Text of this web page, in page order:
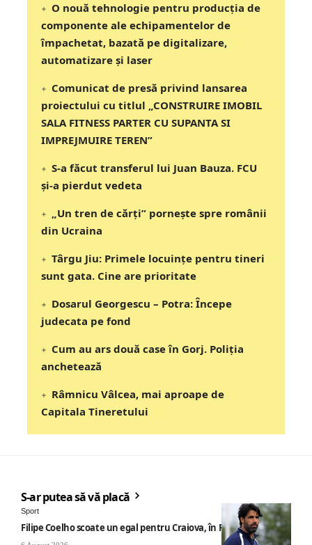
O nouă tehnologie pentru producția de
componente ale echipamentelor de
împachetat, bazată pe digitalizare,
automatizare și laser
Comunicat de presă privind lansarea
proiectului cu titlul „CONSTRUIRE IMOBIL
SALA FITNESS PARTER CU SUPANTA SI
IMPREJMUIRE TEREN”
S-a făcut transferul lui Juan Bauza. FCU
și-a pierdut vedeta
„Un tren de cărți” pornește spre românii
din Ucraina
Târgu Jiu: Primele locuințe pentru tineri
sunt gata. Cine are prioritate
Dosarul Georgescu – Potra: Începe
judecata pe fond
Cum au ars două case în Gorj. Poliția
anchetează
Râmnicu Vâlcea, mai aproape de
Capitala Tineretului
S-ar putea să vă placă
Sport
Filipe Coelho scoate un egal pentru Craiova, în Finlanda